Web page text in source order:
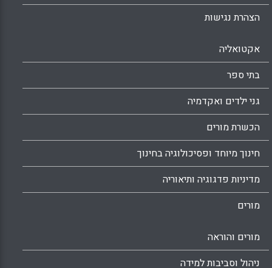
הצהרת נגישות
אקטואליה
בתי ספר
גני ילדים ואקדמיה
הכשרת מורים
חינוך מיוחד ופסיכולוגיה בחינוך
מדיניות פדגוגיה ותיאוריה
מורים
מורים והוראה
ניהול וסביבות למידה